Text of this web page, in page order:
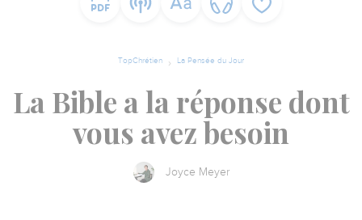
TopChrétien La Pensée du Jour
La Bible a la réponse dont
vous avez besoin
Joyce Meyer